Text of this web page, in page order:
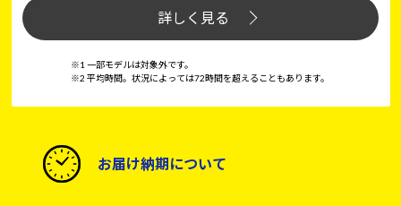
詳しく見る
※1 一部モデルは対象外です。
※2 平均時間。状況によっては72時間を超えることもあります。
お届け納期について